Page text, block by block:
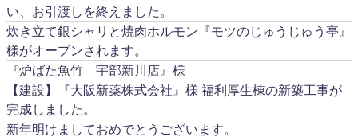
い、お引渡しを終えました。
炊き立て銀シャリと焼肉ホルモン『モツのじゅうじゅう亭』
様がオープンされます。
『炉ばた魚竹 宇部新川店』様
【建設】『大阪新薬株式会社』様 福利厚生棟の新築工事が
完成しました。
新年明けましておめでとうございます。